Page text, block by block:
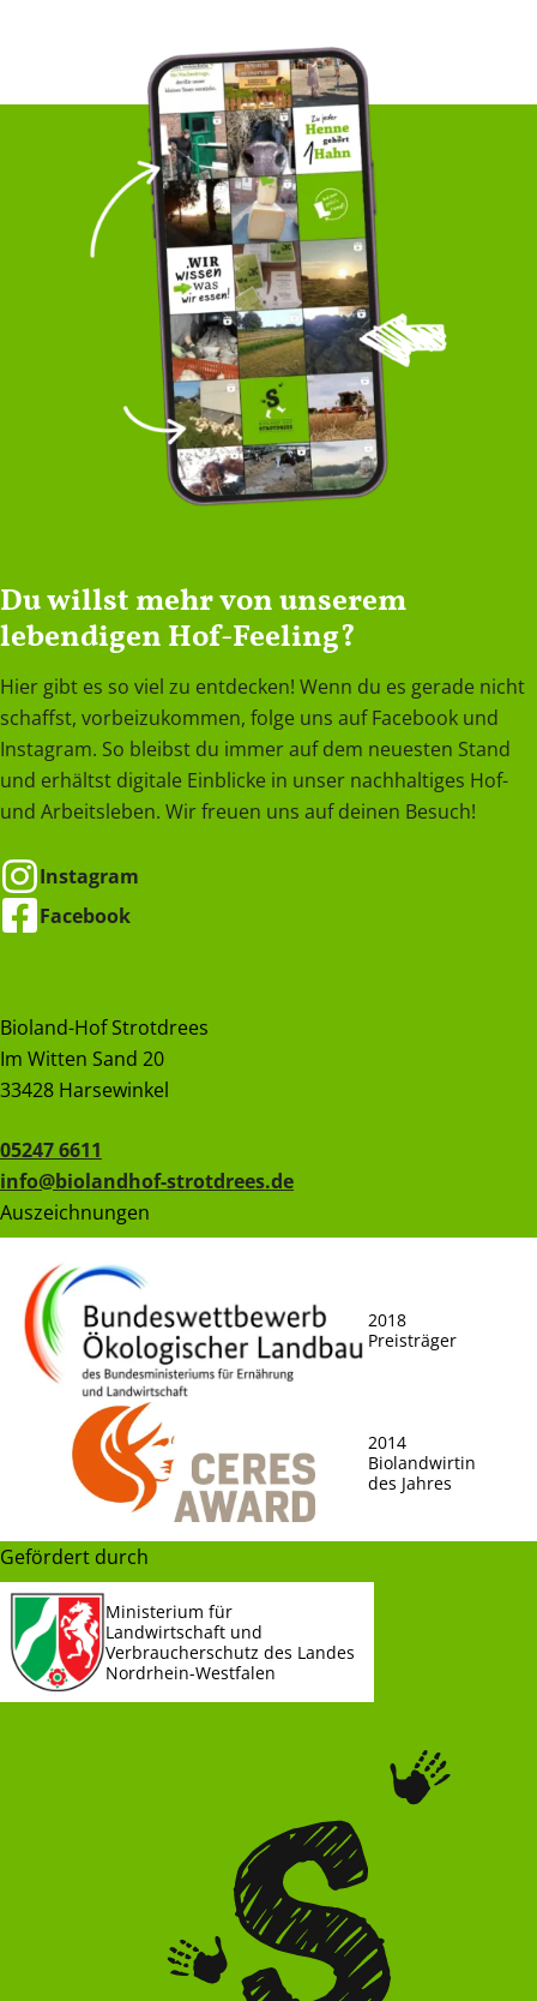
Du willst mehr von unserem
lebendigen Hof-Feeling?
Hier gibt es so viel zu entdecken! Wenn du es gerade nicht
schaffst, vorbeizukommen, folge uns auf Facebook und
Instagram. So bleibst du immer auf dem neuesten Stand
und erhältst digitale Einblicke in unser nachhaltiges Hof-
und Arbeitsleben. Wir freuen uns auf deinen Besuch!
Instagram
Facebook
Bioland-Hof Strotdrees
Im Witten Sand 20
33428 Harsewinkel
05247 6611
info@biolandhof-strotdrees.de
Auszeichnungen
2018
Preisträger
2014
Biolandwirtin
des Jahres
Gefördert durch
Ministerium für
Landwirtschaft und
Verbraucherschutz des Landes
Nordrhein-Westfalen